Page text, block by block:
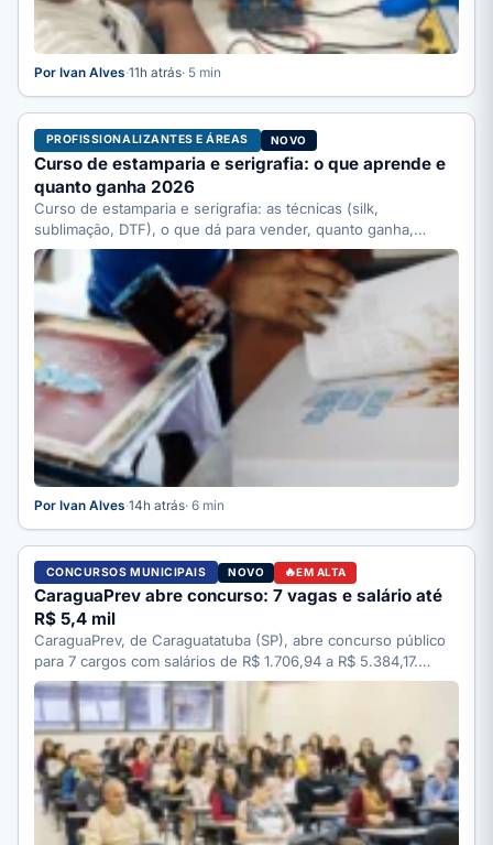
Por Ivan Alves·11h atrás· 5 min
PROFISSIONALIZANTES E ÁREAS NOVO
Curso de estamparia e serigrafia: o que aprende e
quanto ganha 2026
Curso de estamparia e serigrafia: as técnicas (silk,
sublimação, DTF), o que dá para vender, quanto ganha,
quanto…
Por Ivan Alves·14h atrás· 6 min
CONCURSOS MUNICIPAIS NOVO EM ALTA
CaraguaPrev abre concurso: 7 vagas e salário até
R$ 5,4 mil
CaraguaPrev, de Caraguatatuba (SP), abre concurso público
para 7 cargos com salários de R$ 1.706,94 a R$ 5.384,17.…